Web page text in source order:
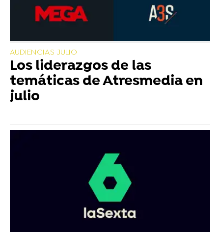
AUDIENCIAS JULIO
Los liderazgos de las
temáticas de Atresmedia en
julio